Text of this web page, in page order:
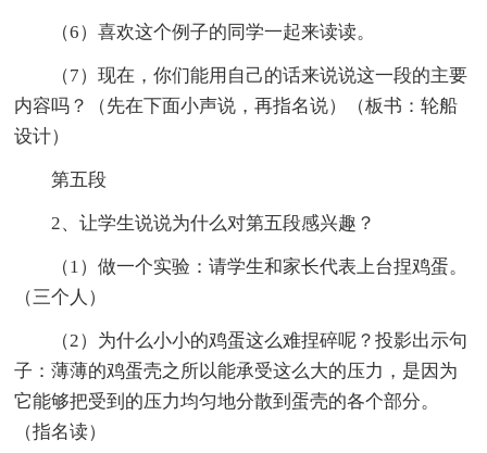
（6）喜欢这个例子的同学一起来读读。
（7）现在，你们能用自己的话来说说这一段的主要
内容吗？（先在下面小声说，再指名说）（板书：轮船
设计）
第五段
2、让学生说说为什么对第五段感兴趣？
（1）做一个实验：请学生和家长代表上台捏鸡蛋。
（三个人）
（2）为什么小小的鸡蛋这么难捏碎呢？投影出示句
子：薄薄的鸡蛋壳之所以能承受这么大的压力，是因为
它能够把受到的压力均匀地分散到蛋壳的各个部分。
（指名读）